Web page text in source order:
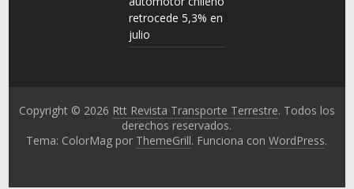
retrocede 5,3% en
julio
Copyright © 2026 Rtt Revista Transporte Terrestre. Todos los
derechos reservados.
Tema: ColorMag por ThemeGrill. Funciona conWordPress.